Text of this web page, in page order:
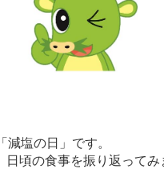
減塩の日」です。
日頃の食事を振り返ってみ